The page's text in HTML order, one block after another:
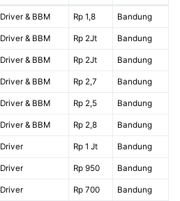
Driver & BBM Rp 1,8 Bandung
Driver & BBM Rp 2Jt Bandung
Driver & BBM Rp 2Jt Bandung
Driver & BBM Rp 2,7 Bandung
Driver & BBM Rp 2,5 Bandung
Driver & BBM Rp 2,8 Bandung
Driver Rp 1 Jt Bandung
Driver Rp 950 Bandung
Driver Rp 700 Bandung